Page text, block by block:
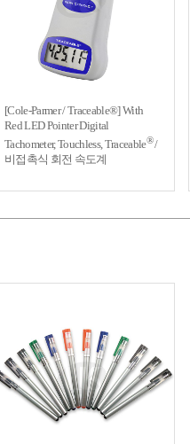
[Cole-Parmer / Traceable®] With
Red LED Pointer Digital
Tachometer, Touchless, Traceable®/
비접촉식 회전 속도계